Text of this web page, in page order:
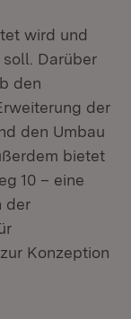
wird und
Darüber
den
der
den Umbau
bietet
10 – eine
der
Konzeption